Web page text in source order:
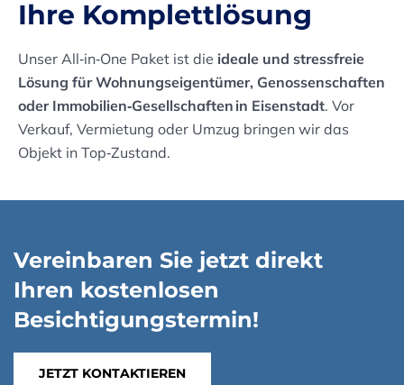
Ihre Komplettlösung
Unser All‑in‑One Paket ist die ideale und stressfreie
Lösung für Wohnungseigentümer, Genossenschaften
oder Immobilien‑Gesellschaften in Eisenstadt. Vor
Verkauf, Vermietung oder Umzug bringen wir das
Objekt in Top‑Zustand.
Vereinbaren Sie jetzt direkt
Ihren kostenlosen
Besichtigungstermin!
JETZT KONTAKTIEREN